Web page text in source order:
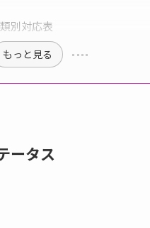
別対応表
もっと見る
ータス